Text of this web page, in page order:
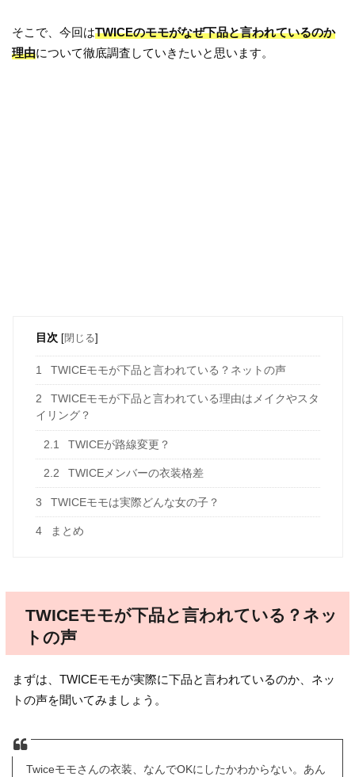
そこで、今回はTWICEのモモがなぜ下品と言われているのか
理由について徹底調査していきたいと思います。
目次 [閉じる]
1 TWICEモモが下品と言われている？ネットの声
2
TWICEモモが下品と言われている理由はメイクやスタ
イリング？
2.1 TWICEが路線変更？
2.2 TWICEメンバーの衣装格差
3 TWICEモモは実際どんな女の子？
4 まとめ
TWICEモモが下品と言われている？ネッ
トの声
まずは、TWICEモモが実際に下品と言われているのか、ネッ
トの声を聞いてみましょう。
Twiceモモさんの衣装、なんでOKにしたかわからない。あん